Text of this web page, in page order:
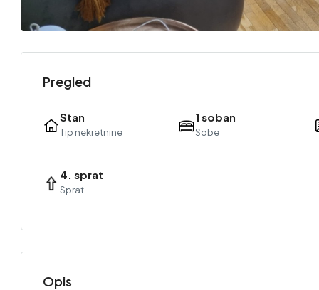
Pregled
Stan
Tip nekretnine
1 soban
Sobe
4. sprat
Sprat
Opis